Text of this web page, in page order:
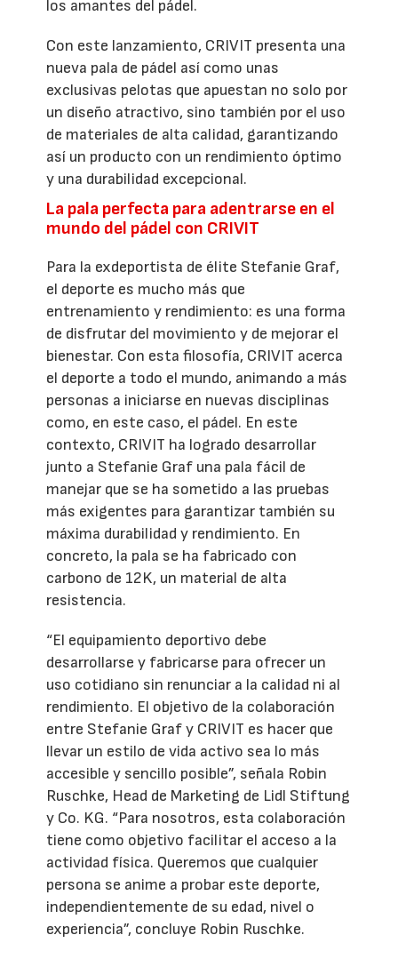
los amantes del pádel.
Con este lanzamiento, CRIVIT presenta una
nueva pala de pádel así como unas
exclusivas pelotas que apuestan no solo por
un diseño atractivo, sino también por el uso
de materiales de alta calidad, garantizando
así un producto con un rendimiento óptimo
y una durabilidad excepcional.
La pala perfecta para adentrarse en el
mundo del pádel con CRIVIT
Para la exdeportista de élite Stefanie Graf,
el deporte es mucho más que
entrenamiento y rendimiento: es una forma
de disfrutar del movimiento y de mejorar el
bienestar. Con esta filosofía, CRIVIT acerca
el deporte a todo el mundo, animando a más
personas a iniciarse en nuevas disciplinas
como, en este caso, el pádel. En este
contexto, CRIVIT ha logrado desarrollar
junto a Stefanie Graf una pala fácil de
manejar que se ha sometido a las pruebas
más exigentes para garantizar también su
máxima durabilidad y rendimiento. En
concreto, la pala se ha fabricado con
carbono de 12K, un material de alta
resistencia.
“El equipamiento deportivo debe
desarrollarse y fabricarse para ofrecer un
uso cotidiano sin renunciar a la calidad ni al
rendimiento. El objetivo de la colaboración
entre Stefanie Graf y CRIVIT es hacer que
llevar un estilo de vida activo sea lo más
accesible y sencillo posible”, señala Robin
Ruschke, Head de Marketing de Lidl Stiftung
y Co. KG. “Para nosotros, esta colaboración
tiene como objetivo facilitar el acceso a la
actividad física. Queremos que cualquier
persona se anime a probar este deporte,
independientemente de su edad, nivel o
experiencia”, concluye Robin Ruschke.